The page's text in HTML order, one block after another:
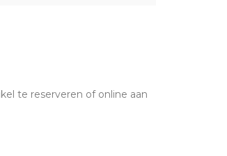
te reserveren of online aan